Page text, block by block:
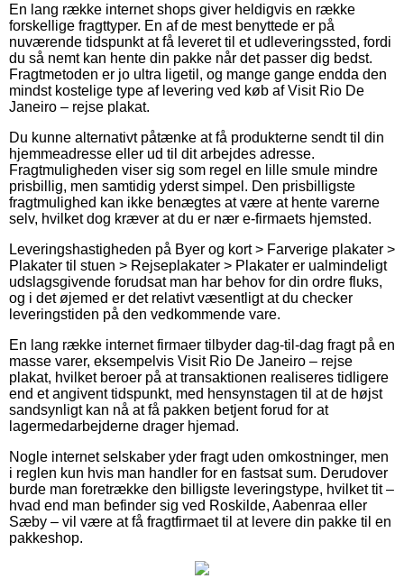
En lang række internet shops giver heldigvis en række
forskellige fragttyper. En af de mest benyttede er på
nuværende tidspunkt at få leveret til et udleveringssted, fordi
du så nemt kan hente din pakke når det passer dig bedst.
Fragtmetoden er jo ultra ligetil, og mange gange endda den
mindst kostelige type af levering ved køb af Visit Rio De
Janeiro – rejse plakat.
Du kunne alternativt påtænke at få produkterne sendt til din
hjemmeadresse eller ud til dit arbejdes adresse.
Fragtmuligheden viser sig som regel en lille smule mindre
prisbillig, men samtidig yderst simpel. Den prisbilligste
fragtmulighed kan ikke benægtes at være at hente varerne
selv, hvilket dog kræver at du er nær e-firmaets hjemsted.
Leveringshastigheden på Byer og kort > Farverige plakater >
Plakater til stuen > Rejseplakater > Plakater er ualmindeligt
udslagsgivende forudsat man har behov for din ordre fluks,
og i det øjemed er det relativt væsentligt at du checker
leveringstiden på den vedkommende vare.
En lang række internet firmaer tilbyder dag-til-dag fragt på en
masse varer, eksempelvis Visit Rio De Janeiro – rejse
plakat, hvilket beroer på at transaktionen realiseres tidligere
end et angivent tidspunkt, med hensynstagen til at de højst
sandsynligt kan nå at få pakken betjent forud for at
lagermedarbejderne drager hjemad.
Nogle internet selskaber yder fragt uden omkostninger, men
i reglen kun hvis man handler for en fastsat sum. Derudover
burde man foretrække den billigste leveringstype, hvilket tit –
hvad end man befinder sig ved Roskilde, Aabenraa eller
Sæby – vil være at få fragtfirmaet til at levere din pakke til en
pakkeshop.